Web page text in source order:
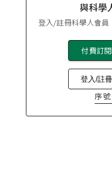
與科學
登入/註冊科學人會員
付費訂
登入/註
序